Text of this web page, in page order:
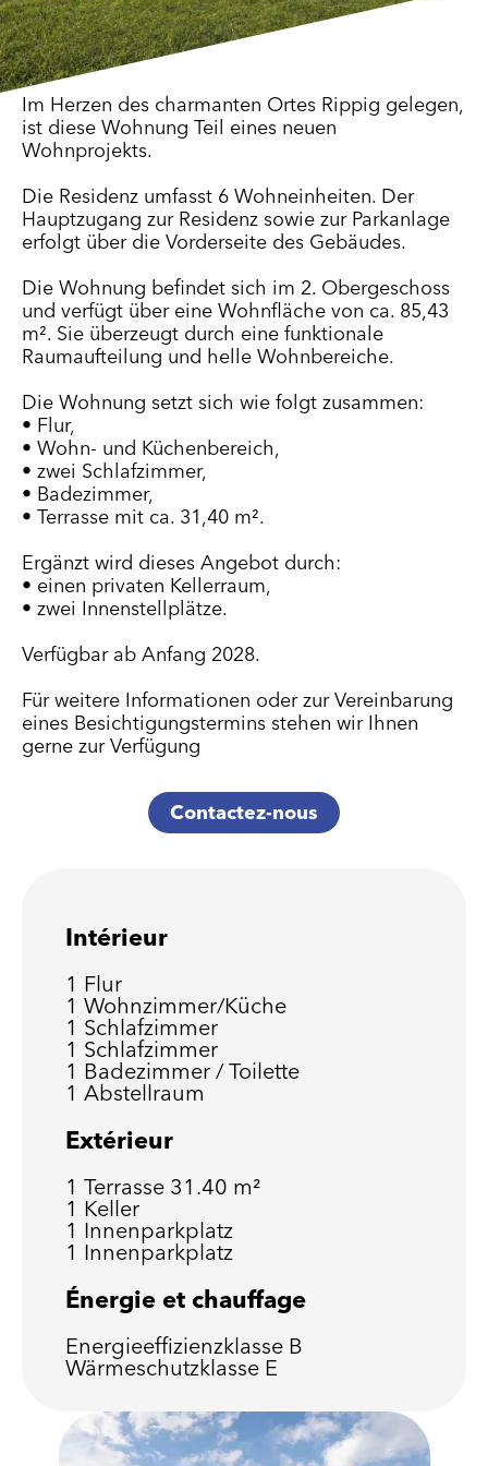
Im Herzen des charmanten Ortes Rippig gelegen,
ist diese Wohnung Teil eines neuen
Wohnprojekts.
Die Residenz umfasst 6 Wohneinheiten. Der
Hauptzugang zur Residenz sowie zur Parkanlage
erfolgt über die Vorderseite des Gebäudes.
Die Wohnung befindet sich im 2. Obergeschoss
und verfügt über eine Wohnfläche von ca. 85,43
m². Sie überzeugt durch eine funktionale
Raumaufteilung und helle Wohnbereiche.
Die Wohnung setzt sich wie folgt zusammen:
• Flur,
• Wohn- und Küchenbereich,
• zwei Schlafzimmer,
• Badezimmer,
• Terrasse mit ca. 31,40 m².
Ergänzt wird dieses Angebot durch:
• einen privaten Kellerraum,
• zwei Innenstellplätze.
Verfügbar ab Anfang 2028.
Für weitere Informationen oder zur Vereinbarung
eines Besichtigungstermins stehen wir Ihnen
gerne zur Verfügung
Contactez-nous
Intérieur
1 Flur
1 Wohnzimmer/Küche
1 Schlafzimmer
1 Schlafzimmer
1 Badezimmer / Toilette
1 Abstellraum
Extérieur
1 Terrasse 31.40 m²
1 Keller
1 Innenparkplatz
1 Innenparkplatz
Énergie et chauffage
Energieeffizienzklasse B
Wärmeschutzklasse E